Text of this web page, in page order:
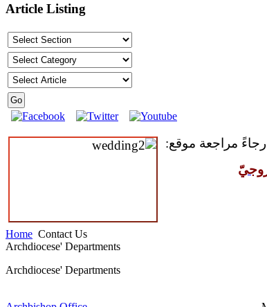
Article Listing
مراجعة موقع:
Home Contact Us
Archdiocese' Departments
Archdiocese' Departments